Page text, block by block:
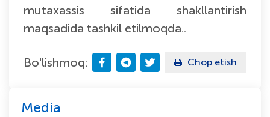
mutaxassis sifatida shakllantirish
maqsadida tashkil etilmoqda..
Bo'lishmoq: Chop etish
Media